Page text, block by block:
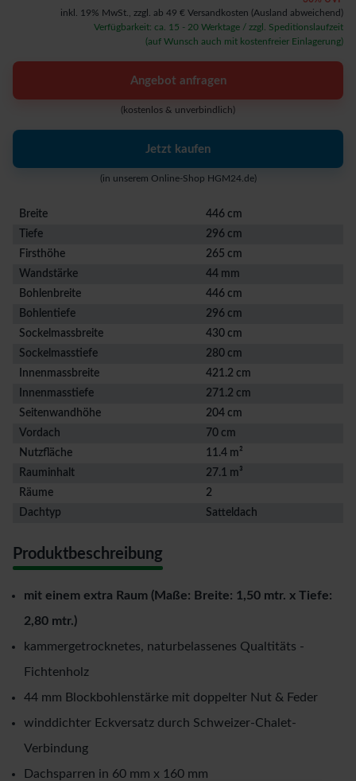
inkl. 19% MwSt., zzgl. ab 49 € Versandkosten (Ausland abweichend)
Verfügbarkeit: ca. 15 - 20 Werktage / zzgl. Speditionslaufzeit
(auf Wunsch auch mit kostenfreier Einlagerung)
Angebot anfragen
(kostenlos & unverbindlich)
Jetzt kaufen
(in unserem Online-Shop HGM24.de)
Breite
446 cm
Tiefe
296 cm
Firsthöhe
265 cm
Wandstärke
44 mm
Bohlenbreite
446 cm
Bohlentiefe
296 cm
Sockelmassbreite
430 cm
Sockelmasstiefe
280 cm
Innenmassbreite
421.2 cm
Innenmasstiefe
271.2 cm
Seitenwandhöhe
204 cm
Vordach
70 cm
Nutzfläche
11.4 m²
Rauminhalt
27.1 m³
Räume
2
Dachtyp
Satteldach
Produktbeschreibung
mit einem extra Raum (Maße: Breite: 1,50 mtr. x Tiefe:
2,80 mtr.)
kammergetrocknetes, naturbelassenes Qualtitäts -
Fichtenholz
44 mm Blockbohlenstärke mit doppelter Nut & Feder
winddichter Eckversatz durch Schweizer-Chalet-
Verbindung
Dachsparren in 60 mm x 160 mm